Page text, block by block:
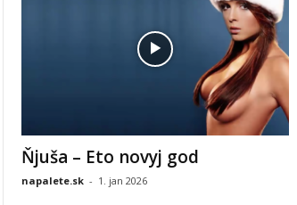
Ňjuša – Eto novyj god
napalete.sk - 1. jan 2026